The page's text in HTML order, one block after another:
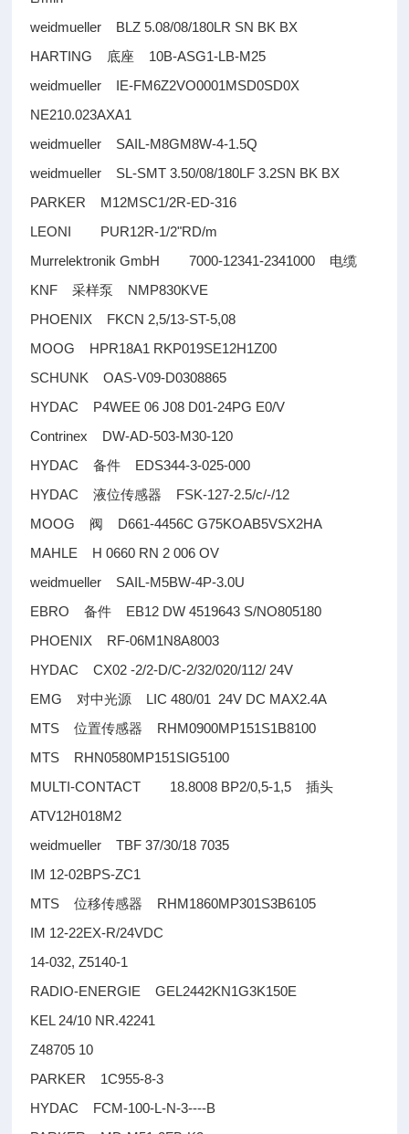
weidmueller BLZ 5.08/08/180LR SN BK BX
HARTING
底座
10B-ASG1-LB-M25
weidmueller IE-FM6Z2VO0001MSD0SD0X
NE210.023AXA1
weidmueller SAIL-M8GM8W-4-1.5Q
weidmueller SL-SMT 3.50/08/180LF 3.2SN BK BX
PARKER M12MSC1/2R-ED-316
LEONI PUR12R-1/2"RD/m
Murrelektronik GmbH 7000-12341-2341000 电缆
KNF采样泵
NMP830KVE
PHOENIX FKCN 2,5/13-ST-5,08
MOOG HPR18A1 RKP019SE12H1Z00
SCHUNK OAS-V09-D0308865
HYDAC P4WEE 06 J08 D01-24PG E0/V
Contrinex DW-AD-503-M30-120
HYDAC备件 EDS344-3-025-000
HYDAC液位传感器
FSK-127-2.5/c/-/12
MOOG 阀
D661-4456C G75KOAB5VSX2HA
MAHLE H 0660 RN 2 006 OV
weidmueller SAIL-M5BW-4P-3.0U
EBRO备件 EB12 DW 4519643 S/NO805180
PHOENIX RF-06M1N8A8003
HYDAC CX02 -2/2-D/C-2/32/020/112/ 24V
EMG 对中光源
LIC 480/01 24V DC MAX2.4A
MTS位置传感器
RHM0900MP151S1B8100
MTS RHN0580MP151SIG5100
MULTI-CONTACT 18.8008 BP2/0,5-1,5插头
ATV12H018M2
weidmueller TBF 37/30/18 7035
IM 12-02BPS-ZC1
MTS位移传感器
RHM1860MP301S3B6105
IM 12-22EX-R/24VDC
14-032, Z5140-1
RADIO-ENERGIE GEL2442KN1G3K150E
KEL 24/10 NR.42241
Z48705 10
PARKER 1C955-8-3
HYDAC FCM-100-L-N-3----B